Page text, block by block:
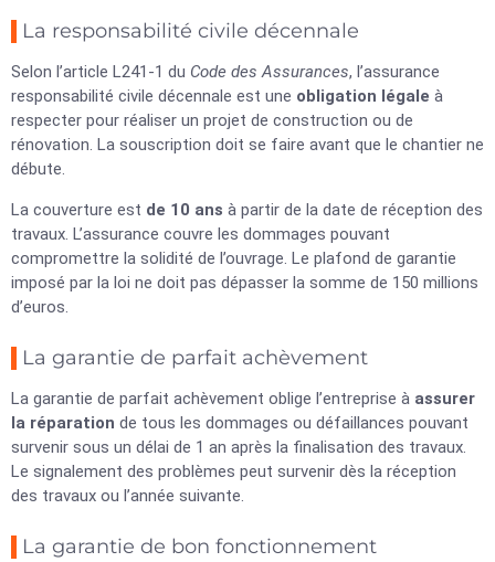
La responsabilité civile décennale
Selon l’article L241-1 du Code des Assurances, l’assurance
responsabilité civile décennale est une obligation légale à
respecter pour réaliser un projet de construction ou de
rénovation. La souscription doit se faire avant que le chantier ne
débute.
La couverture est de 10 ans à partir de la date de réception des
travaux. L’assurance couvre les dommages pouvant
compromettre la solidité de l’ouvrage. Le plafond de garantie
imposé par la loi ne doit pas dépasser la somme de 150 millions
d’euros.
La garantie de parfait achèvement
La garantie de parfait achèvement oblige l’entreprise à assurer
la réparation de tous les dommages ou défaillances pouvant
survenir sous un délai de 1 an après la finalisation des travaux.
Le signalement des problèmes peut survenir dès la réception
des travaux ou l’année suivante.
La garantie de bon fonctionnement